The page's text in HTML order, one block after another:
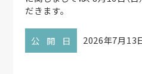
だきます。
公開日 2026年7月13